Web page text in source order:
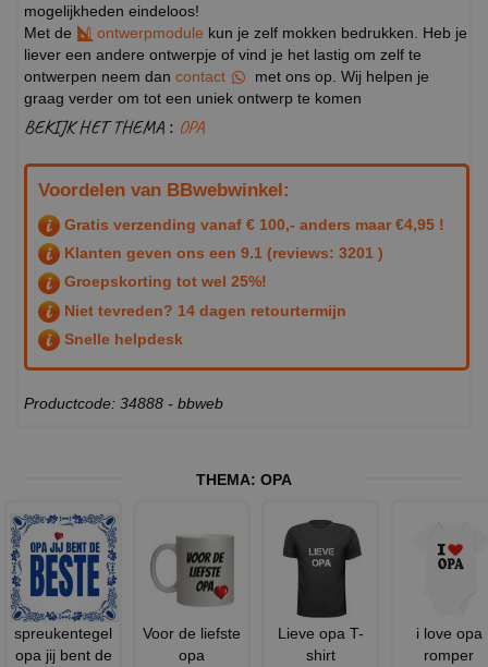
mogelijkheden eindeloos!
Met de
ontwerpmodule kun je zelf mokken bedrukken. Heb je
liever een andere ontwerpje of vind je het lastig om zelf te
ontwerpen neem dan contact
met ons op. Wij helpen je
graag verder om tot een uniek ontwerp te komen
BEKIJK HET THEMA : OPA
Voordelen van BBwebwinkel:
Gratis verzending vanaf € 100,- anders maar €4,95 !
Klanten geven ons een 9.1 (reviews: 3201 )
Groepskorting tot wel 25%!
Niet tevreden? 14 dagen retourtermijn
Snelle helpdesk
Productcode: 34888 - bbweb
THEMA: OPA
spreukentegel
opa jij bent de
Voor de liefste
opa
Lieve opa T-
shirt
i love opa
romper